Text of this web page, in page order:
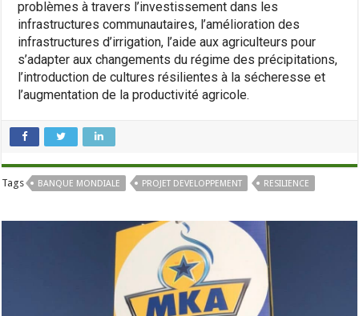
problèmes à travers l’investissement dans les
infrastructures communautaires, l’amélioration des
infrastructures d’irrigation, l’aide aux agriculteurs pour
s’adapter aux changements du régime des précipitations,
l’introduction de cultures résilientes à la sécheresse et
l’augmentation de la productivité agricole.
Tags BANQUE MONDIALE PROJET DEVELOPPEMENT RESILIENCE